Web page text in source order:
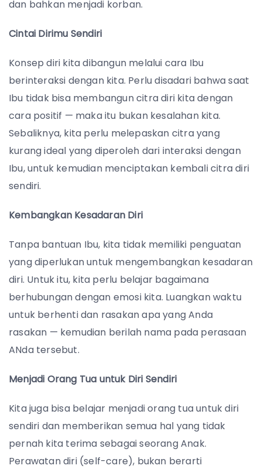
dan bahkan menjadi korban.
Cintai Dirimu Sendiri
Konsep diri kita dibangun melalui cara Ibu
berinteraksi dengan kita. Perlu disadari bahwa saat
Ibu tidak bisa membangun citra diri kita dengan
cara positif — maka itu bukan kesalahan kita.
Sebaliknya, kita perlu melepaskan citra yang
kurang ideal yang diperoleh dari interaksi dengan
Ibu, untuk kemudian menciptakan kembali citra diri
sendiri.
Kembangkan Kesadaran Diri
Tanpa bantuan Ibu, kita tidak memiliki penguatan
yang diperlukan untuk mengembangkan kesadaran
diri. Untuk itu, kita perlu belajar bagaimana
berhubungan dengan emosi kita. Luangkan waktu
untuk berhenti dan rasakan apa yang Anda
rasakan — kemudian berilah nama pada perasaan
ANda tersebut.
Menjadi Orang Tua untuk Diri Sendiri
Kita juga bisa belajar menjadi orang tua untuk diri
sendiri dan memberikan semua hal yang tidak
pernah kita terima sebagai seorang Anak.
Perawatan diri (self-care), bukan berarti